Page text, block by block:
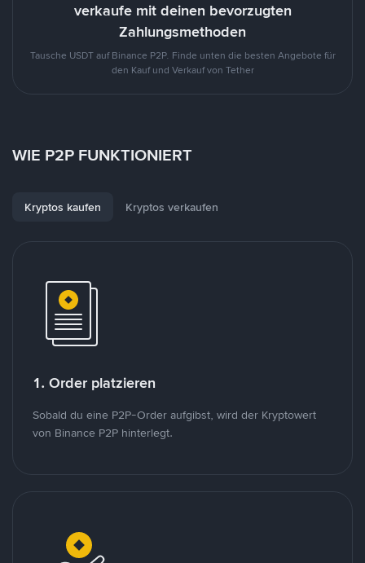
verkaufe mit deinen bevorzugten
Zahlungsmethoden
Tausche USDT auf Binance P2P. Finde unten die besten Angebote für
den Kauf und Verkauf von Tether
WIE P2P FUNKTIONIERT
Kryptos kaufen Kryptos verkaufen
1. Order platzieren
Sobald du eine P2P-Order aufgibst, wird der Kryptowert
von Binance P2P hinterlegt.